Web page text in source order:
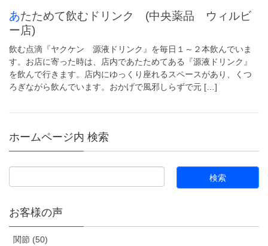
あたためて飲むドリンク (中央薬品 ウィルビ
ー店)
飲む点滴『ヤクケン 源液ドリンク』を毎日１～２本飲んでいま
す。お店に寄った時は、店内であたためてある『源液ドリンク』
を飲んで行きます。店内にゆっくり座れるスペースがあり、くつ
ろぎながら飲んでいます。おかげで風邪しらずで元 […]
ホームページ内 検索
お客様の声
関節 (50)